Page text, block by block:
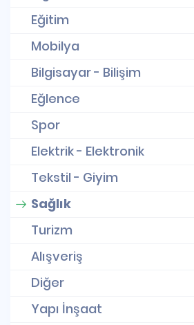
Eğitim
Mobilya
Bilgisayar - Bilişim
Eğlence
Spor
Elektrik - Elektronik
Tekstil - Giyim
Sağlık
Turizm
Alışveriş
Diğer
Yapı İnşaat